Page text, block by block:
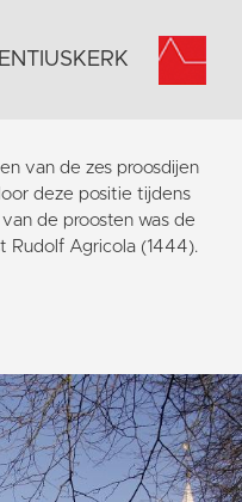
van de zes proosdijen
deze positie tijdens
de proosten was de
Rudolf Agricola (1444).